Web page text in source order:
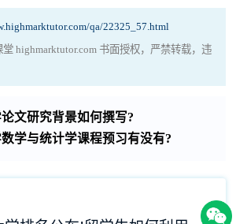
qa/22325_57.html
highmarktutor.com 书面授权，严禁转载，违
文研究背景如何撰写?
学与统计学课程预习有没有?